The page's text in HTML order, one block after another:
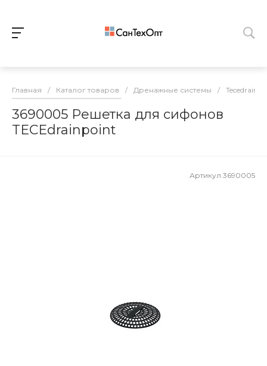
Главная / Каталог товаров / Дренажные системы /
3690005 Решетка для сифонов
TECEdrainpoint
Артикул 3690005